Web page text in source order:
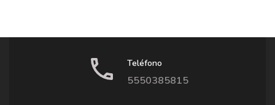
Teléfono
5550385815